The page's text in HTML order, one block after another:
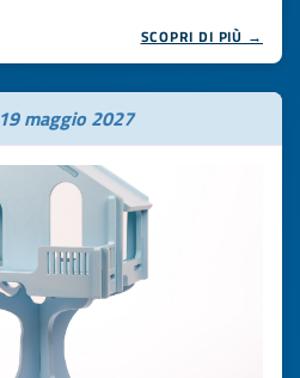
SCOPRI DI PIÙ →
19 maggio 2027